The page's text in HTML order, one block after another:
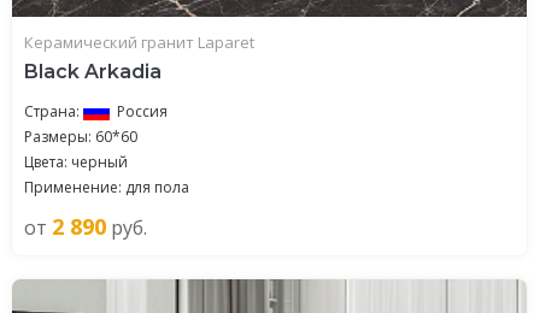
Керамический гранит Laparet
Black Arkadia
Страна:
Россия
Размеры: 60*60
Цвета: черный
Применение: для пола
от 2 890 руб.